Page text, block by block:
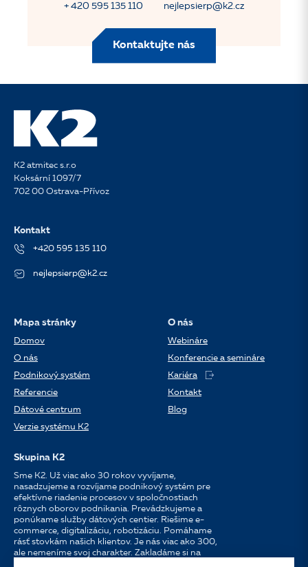
+ 420 595 135 110 nejlepsierp@k2.cz
Kontaktujte nás
K2 atmitec s.r.o
Koksární 1097/7
702 00 Ostrava-Přívoz
Kontakt
+420 595 135 110
nejlepsierp@k2.cz
Mapa stránky
Domov
O nás
Podnikový systém
Referencie
Dátové centrum
Verzie systému K2
O nás
Webináre
Konferencie a semináre
Kariéra
Kontakt
Blog
Skupina K2
Sme K2. Už viac ako 30 rokov vyvíjame,
nasadzujeme a rozvíjame podnikový systém pre
efektívne riadenie procesov v spoločnostiach
rôznych oborov podnikania. Prevádzkujeme a
ponúkame služby dátových centier. Riešime e-
commerce, digitalizáciu, robotizáciu. Pomáhame
rásť stovkám našich klientov. Je nás viac ako 300,
ale nemeníme svoj charakter. Zakladáme si na